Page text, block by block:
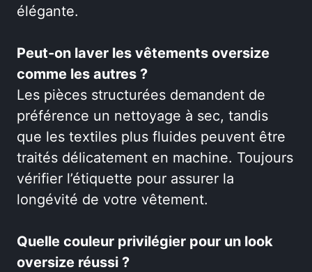
élégante.
Peut-on laver les vêtements oversize
comme les autres ?
Les pièces structurées demandent de
préférence un nettoyage à sec, tandis
que les textiles plus fluides peuvent être
traités délicatement en machine. Toujours
vérifier l’étiquette pour assurer la
longévité de votre vêtement.
Quelle couleur privilégier pour un look
oversize réussi ?